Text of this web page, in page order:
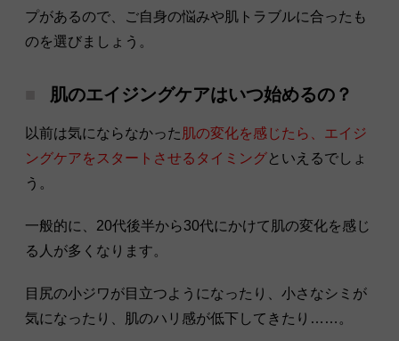
プがあるので、ご自身の悩みや肌トラブルに合ったも
のを選びましょう。
肌のエイジングケアはいつ始めるの？
以前は気にならなかった 肌の変化を感じたら、エイジ
ングケアをスタートさせるタイミングといえるでしょ
う。
一般的に、20代後半から30代にかけて肌の変化を感じ
る人が多くなります。
目尻の小ジワが目立つようになったり、小さなシミが
気になったり、肌のハリ感が低下してきたり……。